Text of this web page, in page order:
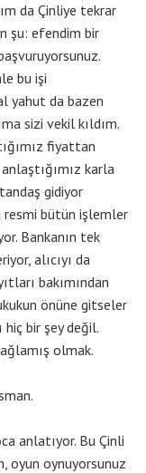
da Çinliye tekrar
şu: efendim bir
bu işi
yahut da bazen
sizi vekil kıldım.
fiyattan
karla
gidiyor
resmi bütün işlemler
Bankanın tek
alıcıyı da
bakımından
önüne gitseler
hiç bir şey değil.
olmak.
anlatıyor. Bu Çinli
oyun oynuyorsunuz